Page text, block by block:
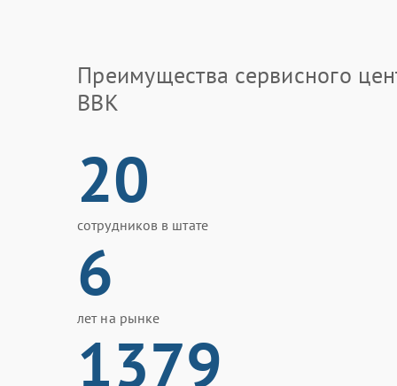
Преимущества сервисного
BBK
20
сотрудников в штате
6
лет на рынке
1379